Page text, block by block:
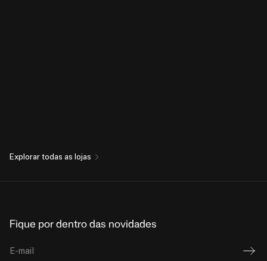
Explorar todas as lojas
Fique por dentro das novidades
E-mail